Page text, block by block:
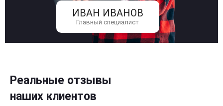
ИВАН ИВАНОВ
Главный специалист
Реальные отзывы
наших клиентов